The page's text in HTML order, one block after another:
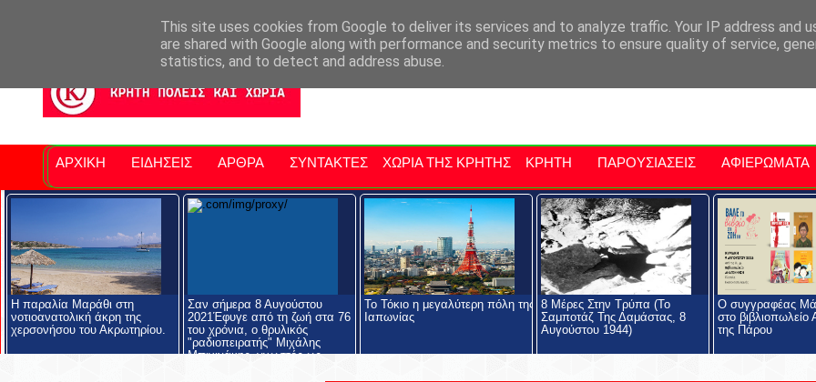
Νομός Λασιθίου Αγαπάμε Ρέθυμνο Επαρχία Μαλεβιζίου Εκδηλώσεις Στην Κρήτη Kriti Traveller
ΑΡΧΙΚΗ ΕΙΔΗΣΕΙΣ ΑΡΘΡΑ ΣΥΝΤΑΚΤΕΣ ΧΩΡΙΑ ΤΗΣ ΚΡΗΤΗΣ ΚΡΗΤΗ ΠΑΡΟΥΣΙΑΣΕΙΣ ΑΦΙΕΡΩΜΑΤΑ
Η παραλία Μαράθι στη
νοτιοανατολική άκρη της
χερσονήσου του Ακρωτηρίου.
Σαν σήμερα 8 Αυγούστου
2021Έφυγε από τη ζωή στα 76
του χρόνια, ο θρυλικός
"ραδιοπειρατής" Μιχάλης
Μπινιχάκης, γνωστός ως
Το Τόκιο η μεγαλύτερη πόλη της
Ιαπωνίας
8 Μέρες Στην Τρύπα (Το
Σαμποτάζ Της Δαμάστας, 8
Αυγούστου 1944)
Ο συγγραφέας
στο
της Πάρου
This site uses cookies from Google to deliver its services and to analyze traffic. Your IP address and
are shared with Google along with performance and security metrics to ensure quality of service,
statistics, and to detect and address abuse.